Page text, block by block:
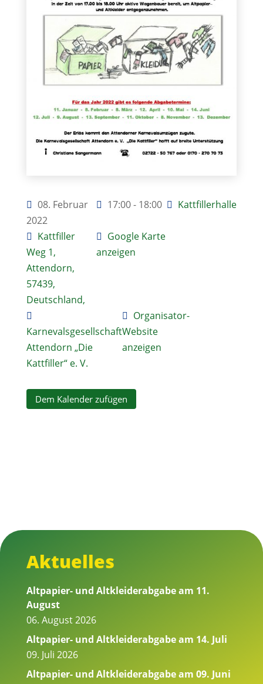
08. Februar
2022
17:00 - 18:00 Kattfillerhalle
Kattfiller
Weg 1,
Attendorn,
57439,
Deutschland,
Google Karte
anzeigen
Karnevalsgesellschaft
Attendorn „Die
Kattfiller“ e. V.
Organisator-
Website
anzeigen
Dem Kalender zufügen
Aktuelles
Altpapier- und Altkleiderabgabe am 11.
August
06. August 2026
Altpapier- und Altkleiderabgabe am 14. Juli
09. Juli 2026
Altpapier- und Altkleiderabgabe am 09. Juni